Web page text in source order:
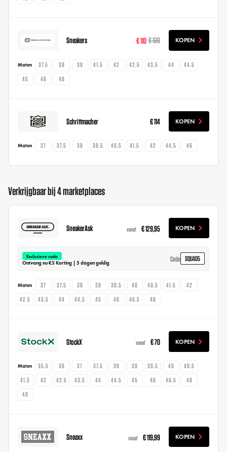
Sneakers € 110 € 130 KOPEN
Maten 37.5 38 39 41.5 42 42.5 43.5 44
44.5
45
46 48
Schrittmacher € 114 KOPEN
Maten 37 37.5 38 39.5 40.5 41.5 42 44.5 46
Verkrijgbaar bij 4 marketplaces
SneakerAsk vanaf € 129,95 KOPEN
Exclusieve code
Ontvang nu €5 Korting | 5 dagen geldig
Code SQUAD5
Maten 37 37.5 38 39 39.5 40 40.5 41.5
42
42.5
43.5 44 44.5 45 46 46.5 48
StockX vanaf € 70 KOPEN
Maten 35.5 36 37 37.5 38 39 39.5 40
40.5
41.5
42 42.5 43.5 44 44.5 45 46 46.5
48
49
Sneaxx vanaf € 119,99 KOPEN